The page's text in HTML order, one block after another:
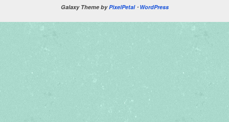
Galaxy Theme byPixelPetal⋅ WordPress